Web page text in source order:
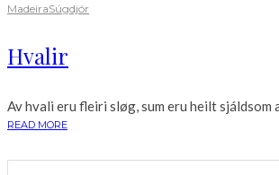
MadeiraSúgdjór
Hvalir
Av hvali eru fleiri sløg, sum eru heilt
READ MORE